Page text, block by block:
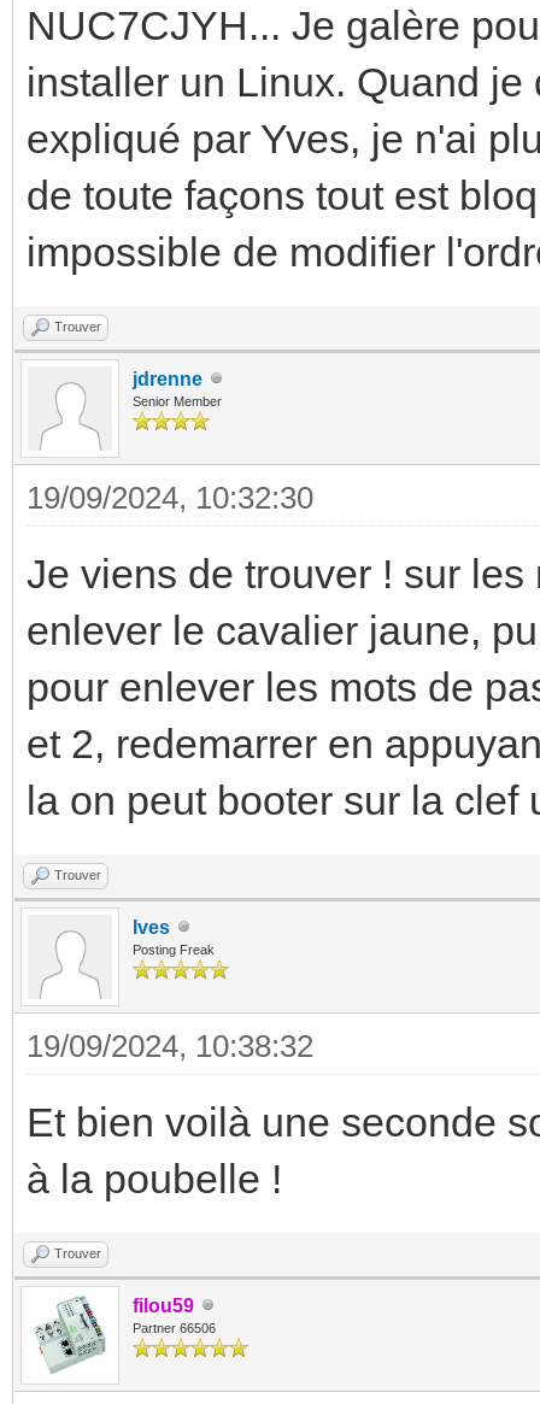
NUC7CJYH... Je galère
installer un Linux. Quand
expliqué par Yves, je n'ai
de toute façons tout est
impossible de modifier
Trouver
jdrenne
Senior Member
19/09/2024, 10:32:30
Je viens de trouver ! sur
enlever le cavalier jaune,
pour enlever les mots de
et 2, redemarrer en
la on peut booter sur la clef
Trouver
Ives
Posting Freak
19/09/2024, 10:38:32
Et bien voilà une seconde
à la poubelle !
Trouver
filou59
Partner 66506